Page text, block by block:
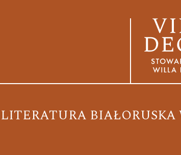
LITERATURA BIAŁORUSKA